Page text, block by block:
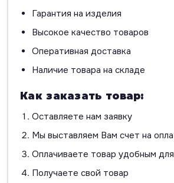
Гарантия на изделия
Высокое качество товаров
Оперативная доставка
Наличие товара на складе
Как заказать товар:
Оставляете нам заявку
Мы выставляем Вам счет на
Оплачиваете товар удобным
Получаете свой товар